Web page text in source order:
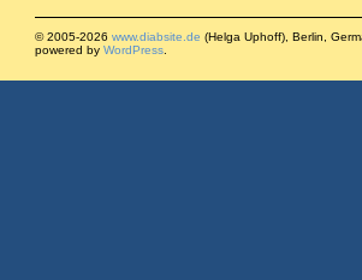
© 2005-2026 www.diabsite.de (Helga Uphoff), Berlin,
powered by WordPress.